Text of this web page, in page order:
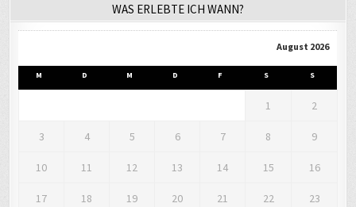
WAS ERLEBTE ICH WANN?
August 2026
M D M D F S S
1 2
3 4 5 6 7 8 9
10 11 12 13 14 15 16
17 18 19 20 21 22 23